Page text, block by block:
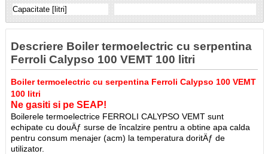
Capacitate [litri]
Descriere Boiler termoelectric cu serpentina
Ferroli Calypso 100 VEMT 100 litri
Boiler termoelectric cu serpentina Ferroli Calypso 100 VEMT
100 litri
Ne gasiti si pe SEAP!
Boilerele termoelectrice FERROLI CALYPSO VEMT sunt
echipate cu douÄƒ surse de încalzire pentru a obtine apa calda
pentru consum menajer (acm) la temperatura doritÄƒ de
utilizator.